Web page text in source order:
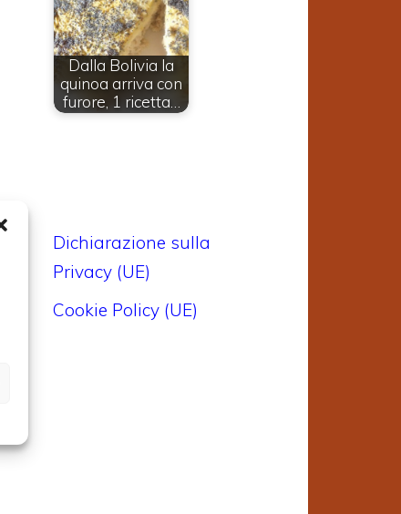
Dalla Bolivia la
quinoa arriva con
furore, 1 ricetta…
Dichiarazione sulla
Privacy (UE)
Cookie Policy (UE)